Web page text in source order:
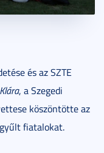
és az SZTE
, a Szegedi
köszöntötte az
fiatalokat.